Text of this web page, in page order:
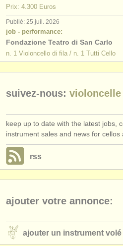
Prix: 4.300 Euros
Publié: 25 juil. 2026
job - performance:
Fondazione Teatro di San Carlo
n. 1 Violoncello di fila / n. 1 Tutti Cello
suivez-nous: violoncelle
keep up to date with the latest jobs,
instrument sales and news for cellos
rss
ajouter votre annonce:
ajouter un instrument volé